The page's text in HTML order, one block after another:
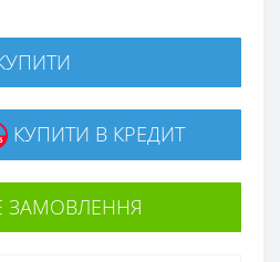
КУПИТИ В КРЕДИТ
ЗАМОВЛЕННЯ